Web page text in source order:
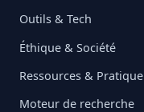
Outils & Tech
Éthique & Société
Ressources & Pratique
Moteur de recherche